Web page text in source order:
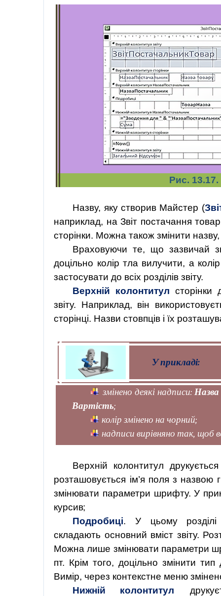
Рис. 13.17.
Назву, яку створив Майстер (
наприклад, на Звіт постачання
сторінки. Можна також змінити
Враховуючи те, що зазвичай
доцільно колір тла вилучити, а
застосувати до всіх розділів звіту.
Верхній колонтитул сторінки
звіту. Наприклад, він
сторінці. Назви стовпців і їх
У прикладі:
змінено деякі надписи: Назва
Вартість;
колір змінено на чорний;
надписи вирівняно так, щоб
Верхній колонтитул
розташовується ім’я поля з
змінювати параметри шрифту. У
курсив;
Подробиці. У цьому розділі
складають основний вміст звіту.
Можна лише змінювати параметри
пт. Крім того, доцільно змінити
Вимір, через контекстне меню
Нижній колонтитул